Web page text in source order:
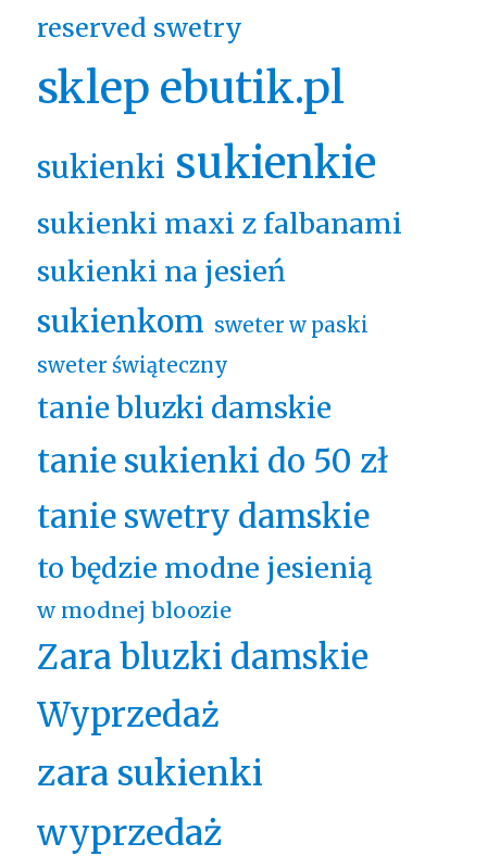
reserved swetry
sklep ebutik.pl
sukienki sukienkie
sukienki maxi z falbanami
sukienki na jesień
sukienkom sweter w paski
sweter świąteczny
tanie bluzki damskie
tanie sukienki do 50 zł
tanie swetry damskie
to będzie modne jesienią
w modnej bloozie
Zara bluzki damskie
Wyprzedaż
zara sukienki
wyprzedaż